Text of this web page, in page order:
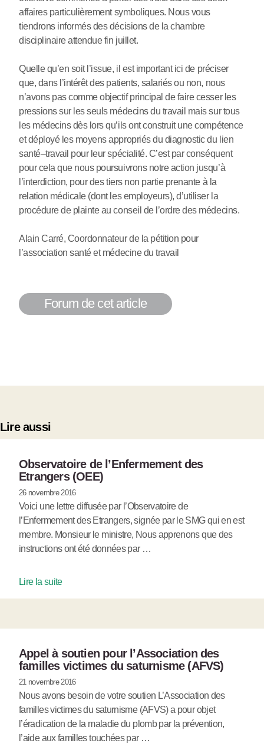
affaires particulièrement symboliques. Nous vous
tiendrons informés des décisions de la chambre
disciplinaire attendue fin juillet.
Quelle qu’en soit l’issue, il est important ici de préciser
que, dans l’intérêt des patients, salariés ou non, nous
n’avons pas comme objectif principal de faire cesser les
pressions sur les seuls médecins du travail mais sur tous
les médecins dès lors qu’ils ont construit une compétence
et déployé les moyens appropriés du diagnostic du lien
santé–travail pour leur spécialité. C’est par conséquent
pour cela que nous poursuivrons notre action jusqu’à
l’interdiction, pour des tiers non partie prenante à la
relation médicale (dont les employeurs), d’utiliser la
procédure de plainte au conseil de l’ordre des médecins.
Alain Carré, Coordonnateur de la pétition pour
l’association santé et médecine du travail
Forum de cet article
Lire aussi
Observatoire de l’Enfermement des
Etrangers (OEE)
26 novembre 2016
Voici une lettre diffusée par l’Observatoire de
l’Enfermement des Etrangers, signée par le SMG qui en est
membre. Monsieur le ministre, Nous apprenons que des
instructions ont été données par …
Lire la suite
Appel à soutien pour l’Association des
familles victimes du saturnisme (AFVS)
21 novembre 2016
Nous avons besoin de votre soutien L’Association des
familles victimes du saturnisme (AFVS) a pour objet
l’éradication de la maladie du plomb par la prévention,
l’aide aux familles touchées par …